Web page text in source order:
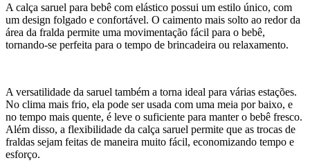
A calça saruel para bebê com elástico possui um estilo único, com
um design folgado e confortável. O caimento mais solto ao redor da
área da fralda permite uma movimentação fácil para o bebê,
tornando-se perfeita para o tempo de brincadeira ou relaxamento.
A versatilidade da saruel também a torna ideal para várias estações.
No clima mais frio, ela pode ser usada com uma meia por baixo, e
no tempo mais quente, é leve o suficiente para manter o bebê fresco.
Além disso, a flexibilidade da calça saruel permite que as trocas de
fraldas sejam feitas de maneira muito fácil, economizando tempo e
esforço.